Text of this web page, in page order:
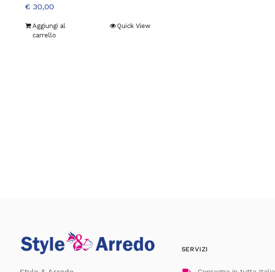
€ 30,00
Aggiungi al
carrello
Quick View
SERVIZI